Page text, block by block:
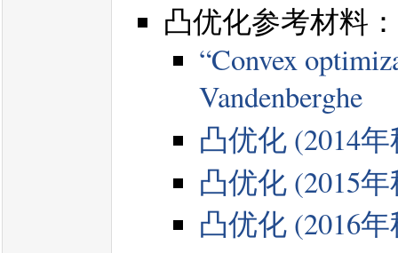
凸优化参考材料：
“Convex
Vandenberghe
凸优化 (2014
凸优化 (2015
凸优化 (2016